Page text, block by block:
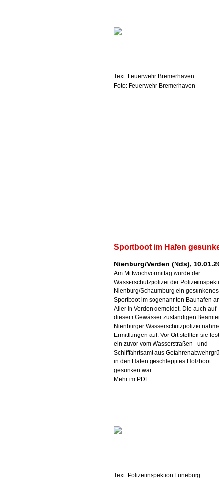
Text: Feuerwehr Bremerhaven
Foto: Feuerwehr Bremerhaven
Sportboot im Hafen
Nienburg/Verden (Nds),
Am Mittwochvormittag wurde der
Wasserschutzpolizei der
Nienburg/Schaumburg ein gesunkenes
Sportboot im sogenannten Bauhafen
Aller in Verden gemeldet. Die auch auf
diesem Gewässer zuständigen
Nienburger Wasserschutzpolizei
Ermittlungen auf. Vor Ort stellten sie
ein zuvor vom Wasserstraßen - und
Schifffahrtsamt aus
in den Hafen geschlepptes Holzboot
gesunken war.
Mehr im PDF...
Text: Polizeiinspektion Lüneburg